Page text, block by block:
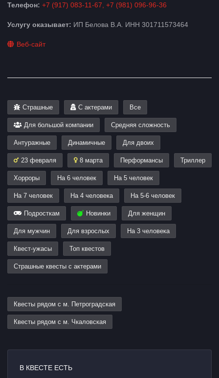
Телефон: +7 (917) 083-11-67, +7 (981) 096-96-36
Услугу оказывает: ИП Белова В.А. ИНН 301711573464
Веб-сайт
Страшные С актерами Все
Для большой компании Средняя сложность
Антуражные Динамичные Для двоих
23 февраля 8 марта Перформансы Триллер
Хорроры На 6 человек На 5 человек
На 7 человек На 4 человека На 5-6 человек
Подросткам Новинки Для женщин
Для мужчин Для взрослых На 3 человека
Квест-ужасы Топ квестов
Страшные квесты с актерами
Квесты рядом с м. Петроградская
Квесты рядом с м. Чкаловская
В КВЕСТЕ ЕСТЬ